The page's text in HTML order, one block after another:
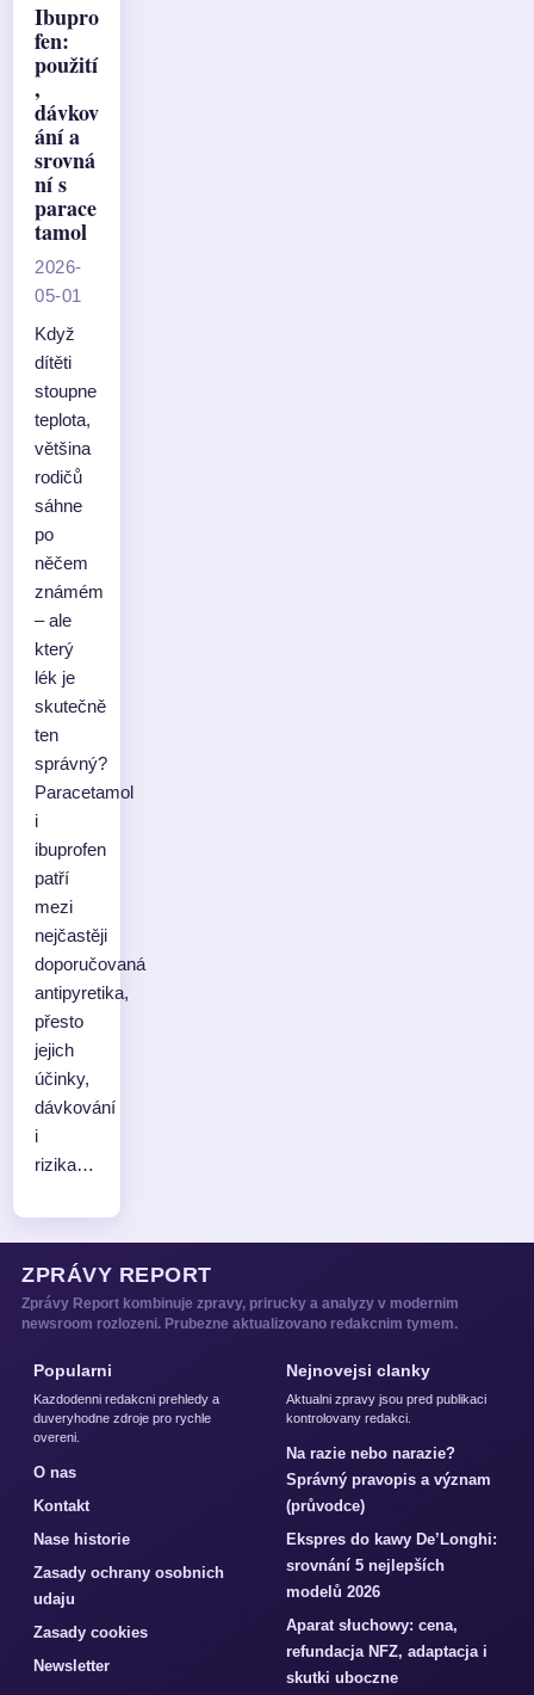
Ibupro
fen:
použití
,
dávkov
ání a
srovná
ní s
parace
tamol
2026-
05-01
Když
dítěti
stoupne
teplota,
většina
rodičů
sáhne
po
něčem
známém
– ale
který
lék je
skutečně
ten
správný?
Paracetamol
i
ibuprofen
patří
mezi
nejčastěji
doporučovaná
antipyretika,
přesto
jejich
účinky,
dávkování
i
rizika…
ZPRÁVY REPORT
Zprávy Report kombinuje zpravy, prirucky a analyzy v modernim
newsroom rozlozeni. Prubezne aktualizovano redakcnim tymem.
Popularni
Kazdodenni redakcni prehledy a
duveryhodne zdroje pro rychle
overeni.
O nas
Kontakt
Nase historie
Zasady ochrany osobnich
udaju
Zasady cookies
Newsletter
Nejnovejsi clanky
Aktualni zpravy jsou pred publikaci
kontrolovany redakci.
Na razie nebo narazie?
Správný pravopis a význam
(průvodce)
Ekspres do kawy De’Longhi:
srovnání 5 nejlepších
modelů 2026
Aparat słuchowy: cena,
refundacja NFZ, adaptacja i
skutki uboczne